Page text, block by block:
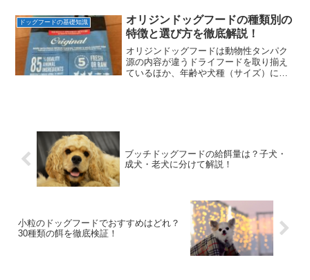
ヌバを4つの項目で比較し、2つのドッグ
フードの違いをできるだけ分かりやすく
まとめています。
ドッグフードの基礎知識
オリジンドッグフードの種類別の
特徴と選び方を徹底解説！
オリジンドッグフードは動物性タンパク
源の内容が違うドライフードを取り揃え
ているほか、年齢や犬種（サイズ）に合
ブッチドッグフードの給餌量は？子犬・
成犬・老犬に分けて解説！
小粒のドッグフードでおすすめはどれ？
30種類の餌を徹底検証！